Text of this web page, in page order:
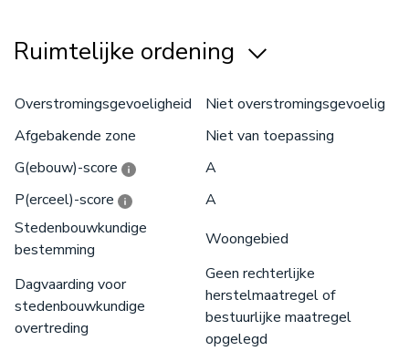
Ruimtelijke ordening
Overstromingsgevoeligheid
Niet overstromingsgevoelig
Afgebakende zone
Niet van toepassing
G(ebouw)-score
A
P(erceel)-score
A
Stedenbouwkundige
bestemming
Woongebied
Dagvaarding voor
stedenbouwkundige
overtreding
Geen rechterlijke
herstelmaatregel of
bestuurlijke maatregel
opgelegd